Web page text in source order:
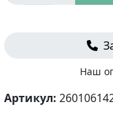
Наш
Артикул: